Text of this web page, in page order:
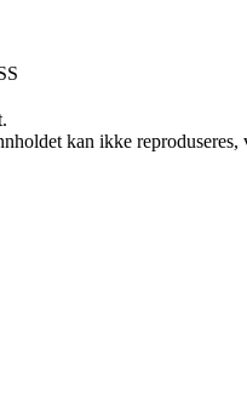
kan ikke reproduseres,